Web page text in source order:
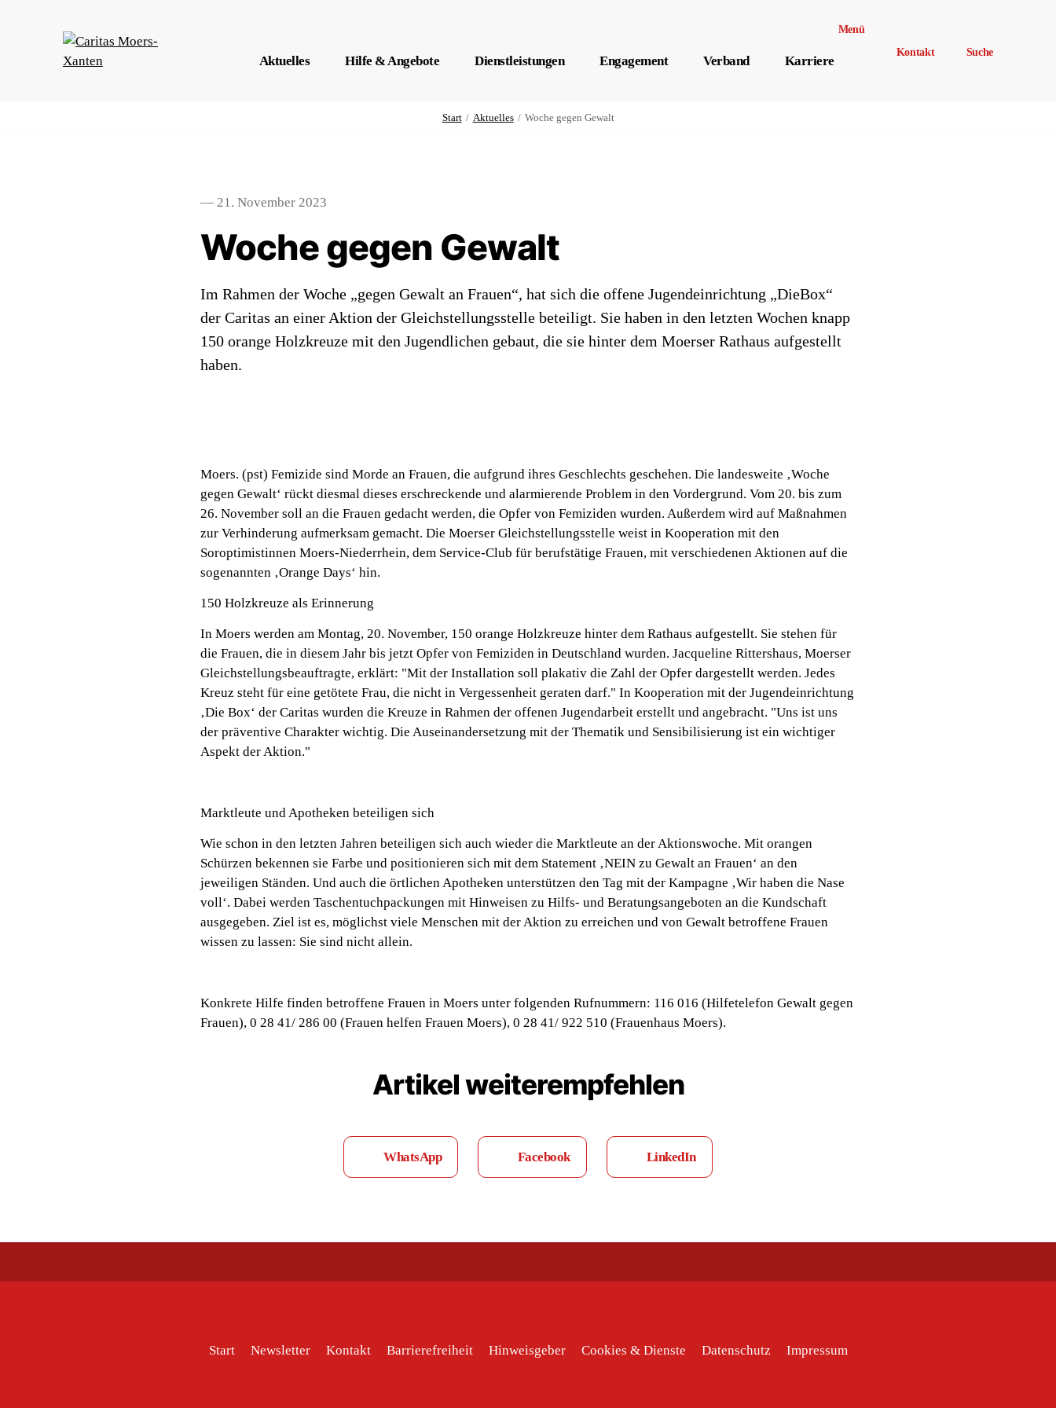
Menü
Aktuelles Hilfe & Angebote Dienstleistungen Engagement Verband Karriere
Kontakt Suche
Start Aktuelles Woche gegen Gewalt
— 21. November 2023
Woche gegen Gewalt
Im Rahmen der Woche „gegen Gewalt an Frauen“, hat sich die offene Jugendeinrichtung „DieBox“
der Caritas an einer Aktion der Gleichstellungsstelle beteiligt. Sie haben in den letzten Wochen knapp
150 orange Holzkreuze mit den Jugendlichen gebaut, die sie hinter dem Moerser Rathaus aufgestellt
haben.
Moers. (pst) Femizide sind Morde an Frauen, die aufgrund ihres Geschlechts geschehen. Die landesweite ‚Woche
gegen Gewalt‘ rückt diesmal dieses erschreckende und alarmierende Problem in den Vordergrund. Vom 20. bis zum
26. November soll an die Frauen gedacht werden, die Opfer von Femiziden wurden. Außerdem wird auf Maßnahmen
zur Verhinderung aufmerksam gemacht. Die Moerser Gleichstellungsstelle weist in Kooperation mit den
Soroptimistinnen Moers-Niederrhein, dem Service-Club für berufstätige Frauen, mit verschiedenen Aktionen auf die
sogenannten ‚Orange Days‘ hin.
150 Holzkreuze als Erinnerung
In Moers werden am Montag, 20. November, 150 orange Holzkreuze hinter dem Rathaus aufgestellt. Sie stehen für
die Frauen, die in diesem Jahr bis jetzt Opfer von Femiziden in Deutschland wurden. Jacqueline Rittershaus, Moerser
Gleichstellungsbeauftragte, erklärt: "Mit der Installation soll plakativ die Zahl der Opfer dargestellt werden. Jedes
Kreuz steht für eine getötete Frau, die nicht in Vergessenheit geraten darf." In Kooperation mit der Jugendeinrichtung
‚Die Box‘ der Caritas wurden die Kreuze in Rahmen der offenen Jugendarbeit erstellt und angebracht. "Uns ist uns
der präventive Charakter wichtig. Die Auseinandersetzung mit der Thematik und Sensibilisierung ist ein wichtiger
Aspekt der Aktion."
Marktleute und Apotheken beteiligen sich
Wie schon in den letzten Jahren beteiligen sich auch wieder die Marktleute an der Aktionswoche. Mit orangen
Schürzen bekennen sie Farbe und positionieren sich mit dem Statement ‚NEIN zu Gewalt an Frauen‘ an den
jeweiligen Ständen. Und auch die örtlichen Apotheken unterstützen den Tag mit der Kampagne ‚Wir haben die Nase
voll‘. Dabei werden Taschentuchpackungen mit Hinweisen zu Hilfs- und Beratungsangeboten an die Kundschaft
ausgegeben. Ziel ist es, möglichst viele Menschen mit der Aktion zu erreichen und von Gewalt betroffene Frauen
wissen zu lassen: Sie sind nicht allein.
Konkrete Hilfe finden betroffene Frauen in Moers unter folgenden Rufnummern: 116 016 (Hilfetelefon Gewalt gegen
Frauen), 0 28 41/ 286 00 (Frauen helfen Frauen Moers), 0 28 41/ 922 510 (Frauenhaus Moers).
Artikel weiterempfehlen
WhatsApp Facebook LinkedIn
Start Newsletter Kontakt Barrierefreiheit Hinweisgeber Cookies & Dienste Datenschutz Impressum